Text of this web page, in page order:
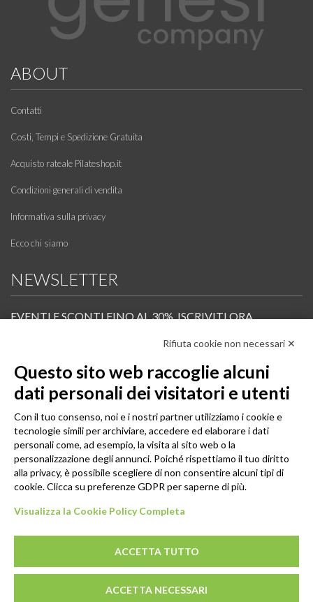
ABOUT
Contatti
Costi, Tempi e Spedizione Gratuita
Acquisto rateale Pilateshop.it
Condizioni generali di vendita
Informativa sulla privacy
Ecco chi siamo
NEWSLETTER
EVENTI E SCONTI FINO AL 30%. ISCRIVITI ORA.
Scopri in anteprima i nuovi prodotti, le promozioni riservate ai professionisti e resta
Iscrivi alla Newsletter
SEGUICI
Susegana (TV)
Rifiuta cookie non necessari ✕
Questo sito web raccoglie alcuni
dati personali dei visitatori e utenti
Con il tuo consenso, noi e i nostri partner utilizziamo i cookie e
tecnologie simili per archiviare, accedere ed elaborare i dati
personali come, ad esempio, la visita al sito web o la
personalizzazione degli annunci. Poiché rispettiamo il tuo diritto
alla privacy, è possibile scegliere di non consentire alcuni tipi di
cookie. Clicca su preferenze GDPR per saperne di più.
Visualizza la Cookie Policy Completa
ACCETTA TUTTO
ACCETTA NECESSARI